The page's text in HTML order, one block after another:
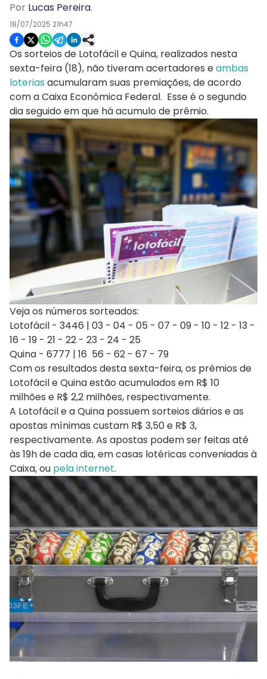
Por Lucas Pereira.
18/07/2025 21h47
Os sorteios de Lotofácil e Quina, realizados nesta
sexta-feira (18), não tiveram acertadores eambas
loteriasacumularam suas premiações, de acordo
com a Caixa Econômica Federal. Esse é o segundo
dia seguido em que há acumulo de prêmio.
Veja os números sorteados:
Lotofácil - 3446 | 03 - 04 - 05 - 07 - 09 - 10 - 12 - 13 -
16 - 19 - 21 - 22 - 23 - 24 - 25
Quina - 6777 | 16 56 - 62 - 67 - 79
Com os resultados desta sexta-feira, os prêmios de
Lotofácil e Quina estão acumulados em R$ 10
milhões e R$ 2,2 milhões, respectivamente.
A Lotofácil e a Quina possuem sorteios diários e as
apostas mínimas custam R$ 3,50 e R$ 3,
respectivamente. As apostas podem ser feitas até
às 19h de cada dia, em casas lotéricas conveniadas à
Caixa, ou pela internet.